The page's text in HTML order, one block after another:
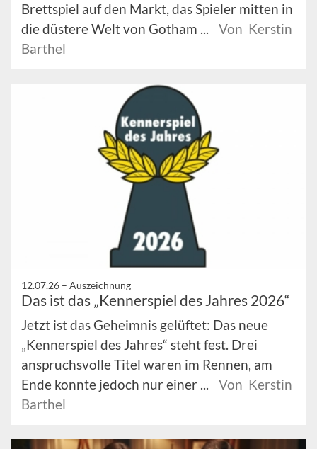
Brettspiel auf den Markt, das Spieler mitten in
die düstere Welt von Gotham ...
Von Kerstin
Barthel
12.07.26 – Auszeichnung
Das ist das „Kennerspiel des Jahres 2026“
Jetzt ist das Geheimnis gelüftet: Das neue
„Kennerspiel des Jahres“ steht fest. Drei
anspruchsvolle Titel waren im Rennen, am
Ende konnte jedoch nur einer ...
Von Kerstin
Barthel